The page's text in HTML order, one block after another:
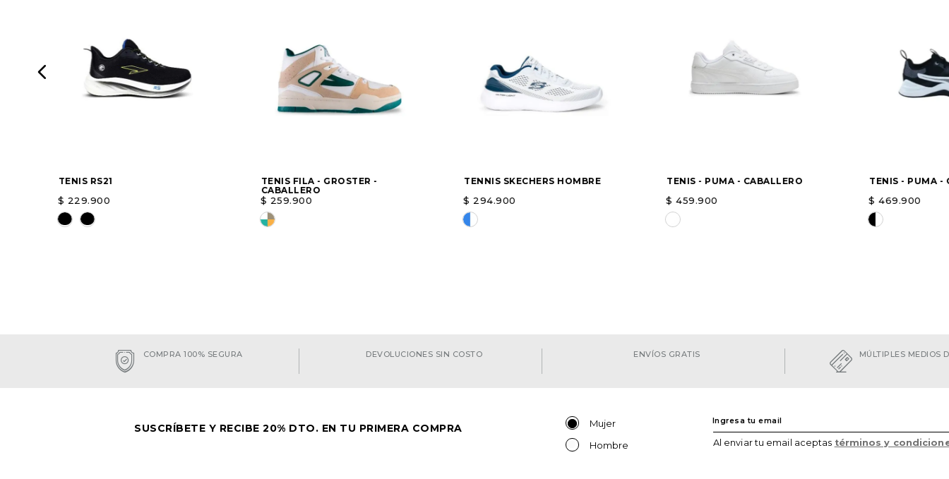
TENIS RS21
$ 229.900
TENIS FILA - GROSTER -
CABALLERO
$ 259.900
TENNIS SKECHERS HOMBRE
$ 294.900
TENIS - PUMA - CABALLERO
$ 459.900
TENIS - PUMA -
$ 469.900
COMPRA 100% SEGURA DEVOLUCIONES SIN COSTO ENVÍOS GRATIS MÚLTIPLES MEDIOS
SUSCRÍBETE Y RECIBE 20% DTO. EN TU PRIMERA COMPRA
Mujer
Hombre
Al enviar tu email aceptas términos y